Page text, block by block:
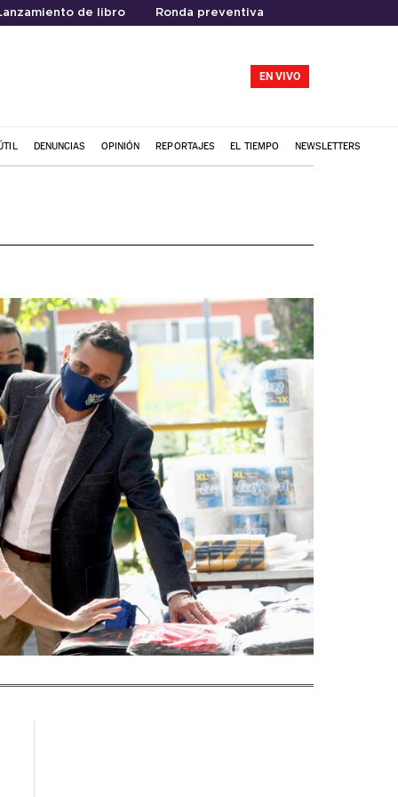
de libro Ronda preventiva
EN VIVO
DENUNCIAS OPINIÓN REPORTAJES EL TIEMPO NEWSLETTERS